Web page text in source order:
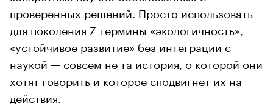
проверенных решений. Просто использовать
для поколения Z термины «экологичность»,
«устойчивое развитие» без интеграции с
наукой — совсем не та история, о которой они
хотят говорить и которое сподвигнет их на
действия.